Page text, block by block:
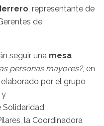
, representante de
de
seguir una mesa
personas mayores?, en
por el grupo
y
Solidaridad
la Coordinadora